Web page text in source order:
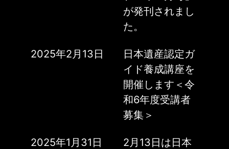
が発刊されまし
た。
2025年2月13日
日本遺産認定ガ
イド養成講座を
開催します＜令
和6年度受講者
募集＞
2025年1月31日
2月13日は日本